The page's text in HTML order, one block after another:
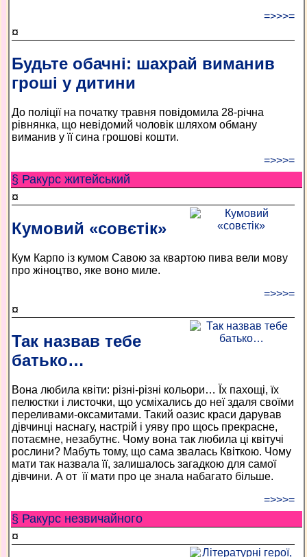
=>>>=
¤
Будьте обачні: шахрай виманив
гроші у дитини
До поліції на початку травня повідомила 28-річна
рівнянка, що невідомий чоловік шляхом обману
виманив у її сина грошові кошти.
=>>>=
§ Ракурс житейський
¤
Кумовий «совєтік»
Кум Карпо із кумом Савою за квартою пива вели мову
про жіноцтво, яке воно миле.
=>>>=
¤
Так назвав тебе
батько…
Вона любила квіти: різні-різні кольори… Їх пахощі, їх
пелюстки і листочки, що усміхались до неї здаля своїми
переливами-оксамитами. Такий оазис краси дарував
дівчинці наснагу, настрій і уяву про щось прекрасне,
потаємне, незабутнє. Чому вона так любила ці квітучі
рослини? Мабуть тому, що сама звалась Квіткою. Чому
мати так назвала її, залишалось загадкою для самої
дівчини. А от її мати про це знала набагато більше.
=>>>=
§ Ракурс незвичайного
¤